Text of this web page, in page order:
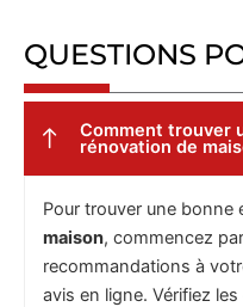
QUESTIONS
Comment trouver
rénovation de
Pour trouver une bonne
maison, commencez
recommandations à
avis en ligne. Vérifiez